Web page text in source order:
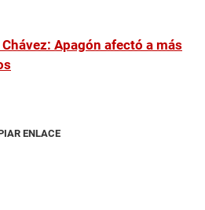
Apagón afectó a más
ENLACE